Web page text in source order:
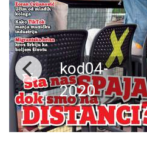
kod04-
2020